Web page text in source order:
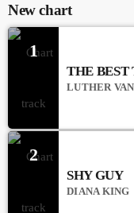
New chart
1
THE BEST
LUTHER
2
SHY GUY
DIANA KING